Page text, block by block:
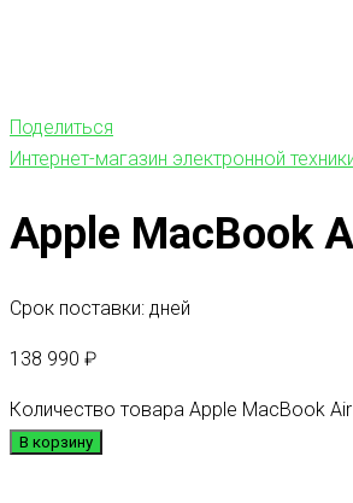
Поделиться
Интернет-магазин электронной
Apple MacBook
Срок поставки: дней
138 990 ₽
Количество товара Apple MacBook
В корзину